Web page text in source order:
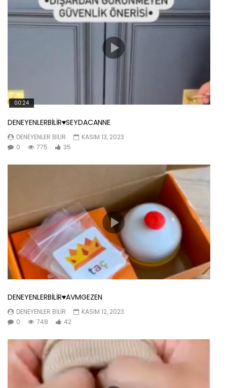
00:24
DENEYENLERBİLİR♥️SEYDACANNE
DENEYENLER BILIR
KASIM 13, 2023
0
775 35
DENEYENLERBİLİR♥️AVMGEZEN
DENEYENLER BILIR
KASIM 12, 2023
0
748 42